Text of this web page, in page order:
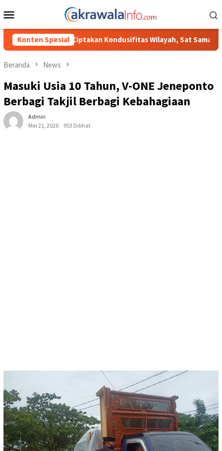
ke
Mobile
Konten Spesial
Kondusifitas Wilayah, Sat Samapta Polres Toraja Utara
Beranda News
Masuki Usia 10 Tahun, V-ONE Jeneponto
Berbagi Takjil Berbagi Kebahagiaan
Admin
Mei 21, 2020
953 Dilihat